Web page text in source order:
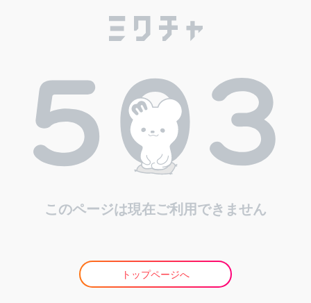
このページは現在ご利用できません